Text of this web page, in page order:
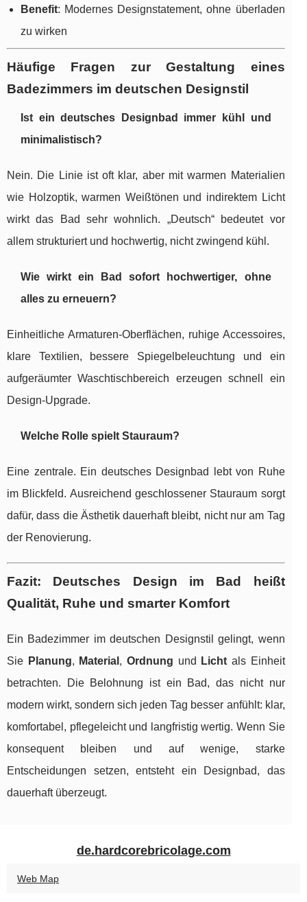
Benefit: Modernes Designstatement, ohne überladen
zu wirken
Häufige Fragen zur Gestaltung eines
Badezimmers im deutschen Designstil
Ist ein deutsches Designbad immer kühl und
minimalistisch?
Nein. Die Linie ist oft klar, aber mit warmen Materialien
wie Holzoptik, warmen Weißtönen und indirektem Licht
wirkt das Bad sehr wohnlich. „Deutsch“ bedeutet vor
allem strukturiert und hochwertig, nicht zwingend kühl.
Wie wirkt ein Bad sofort hochwertiger, ohne
alles zu erneuern?
Einheitliche Armaturen-Oberflächen, ruhige Accessoires,
klare Textilien, bessere Spiegelbeleuchtung und ein
aufgeräumter Waschtischbereich erzeugen schnell ein
Design-Upgrade.
Welche Rolle spielt Stauraum?
Eine zentrale. Ein deutsches Designbad lebt von Ruhe
im Blickfeld. Ausreichend geschlossener Stauraum sorgt
dafür, dass die Ästhetik dauerhaft bleibt, nicht nur am Tag
der Renovierung.
Fazit: Deutsches Design im Bad heißt
Qualität, Ruhe und smarter Komfort
Ein Badezimmer im deutschen Designstil gelingt, wenn
Sie Planung, Material , Ordnung und Licht als Einheit
betrachten. Die Belohnung ist ein Bad, das nicht nur
modern wirkt, sondern sich jeden Tag besser anfühlt: klar,
komfortabel, pflegeleicht und langfristig wertig. Wenn Sie
konsequent bleiben und auf wenige, starke
Entscheidungen setzen, entsteht ein Designbad, das
dauerhaft überzeugt.
de.hardcorebricolage.com
Web Map